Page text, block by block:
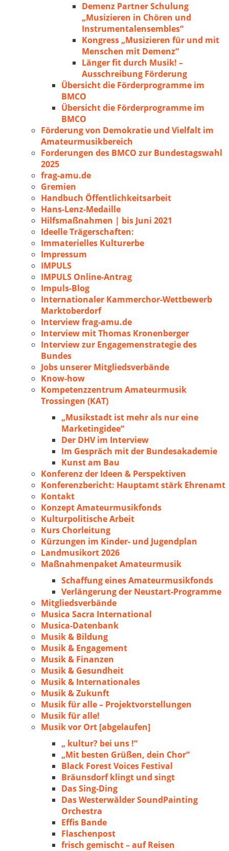
Demenz Partner Schulung
„Musizieren in Chören und
Instrumentalensembles“
Kongress „Musizieren für und mit
Menschen mit Demenz“
Länger fit durch Musik! –
Ausschreibung Förderung
Übersicht die Förderprogramme im
BMCO
Übersicht die Förderprogramme im
BMCO
Förderung von Demokratie und Vielfalt im
Amateurmusikbereich
Forderungen des BMCO zur Bundestagswahl
2025
frag-amu.de
Gremien
Handbuch Öffentlichkeitsarbeit
Hans-Lenz-Medaille
Hilfsmaßnahmen | bis Juni 2021
Ideelle Trägerschaften:
Immaterielles Kulturerbe
Impressum
IMPULS
IMPULS Online-Antrag
Impuls-Blog
Internationaler Kammerchor-Wettbewerb
Marktoberdorf
Interview frag-amu.de
Interview mit Thomas Kronenberger
Interview zur Engagemenstrategie des
Bundes
Jobs unserer Mitgliedsverbände
Know-how
Kompetenzzentrum Amateurmusik
Trossingen (KAT)
„Musikstadt ist mehr als nur eine
Marketingidee“
Der DHV im Interview
Im Gespräch mit der Bundesakademie
Kunst am Bau
Konferenz der Ideen & Perspektiven
Konferenzbericht: Hauptamt stärk Ehrenamt
Kontakt
Konzept Amateurmusikfonds
Kulturpolitische Arbeit
Kurs Chorleitung
Kürzungen im Kinder- und Jugendplan
Landmusikort 2026
Maßnahmenpaket Amateurmusik
Schaffung eines Amateurmusikfonds
Verlängerung der Neustart-Programme
Mitgliedsverbände
Musica Sacra International
Musica-Datenbank
Musik & Bildung
Musik & Engagement
Musik & Finanzen
Musik & Gesundheit
Musik & Internationales
Musik & Zukunft
Musik für alle – Projektvorstellungen
Musik für alle!
Musik vor Ort [abgelaufen]
„ kultur? bei uns !“
„Mit besten Grüßen, dein Chor“
Black Forest Voices Festival
Bräunsdorf klingt und singt
Das Sing-Ding
Das Westerwälder SoundPainting
Orchestra
Effis Bande
Flaschenpost
frisch gemischt – auf Reisen